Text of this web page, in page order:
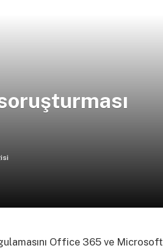
Office 365 ve Microsoft